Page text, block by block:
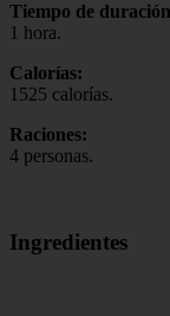
Tiempo de
1 hora.
Calorías:
1525 calorías.
Raciones:
4 personas.
Ingredientes